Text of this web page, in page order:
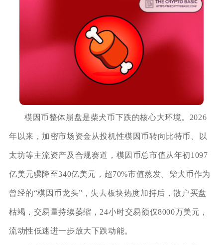
模因币整体崩盘是柴犬币下跌的核心大环境。2026
年以来，加密市场资金从投机性模因币转向比特币、以
太坊等主流资产及合规赛道，模因币总市值从年初1097
亿美元骤降至340亿美元，超70%市值蒸发。柴犬币作为
曾经的“模因币龙头”，失去板块热度加持后，散户买盘
枯竭，交易量持续萎缩，24小时交易额仅8000万美元，
流动性低迷进一步放大下跌动能。